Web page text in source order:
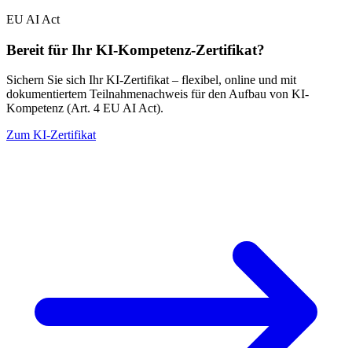
EU AI Act
Bereit für Ihr KI-Kompetenz-Zertifikat?
Sichern Sie sich Ihr KI-Zertifikat – flexibel, online und mit
dokumentiertem Teilnahmenachweis für den Aufbau von KI-
Kompetenz (Art. 4 EU AI Act).
Zum KI-Zertifikat